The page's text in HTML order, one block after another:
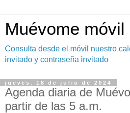
Muévome móvil
Consulta desde el móvil nuestro
invitado y contraseña invitado
jueves, 18 de julio de 2024
Agenda diaria de
partir de las 5 a.m.